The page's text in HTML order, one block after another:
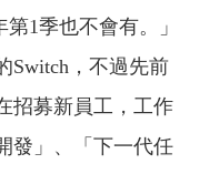
1季也不會有。」
Switch，不過先前
招募新員工，工作
發」、「下一代任